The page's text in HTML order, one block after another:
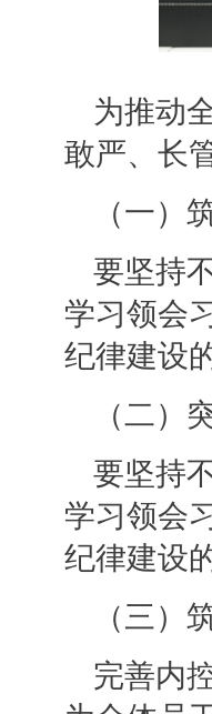
为推动
敢严、长
（一）
要坚持
学习领会
纪律建设
（二）
要坚持
学习领会
纪律建设
（三）
完善内